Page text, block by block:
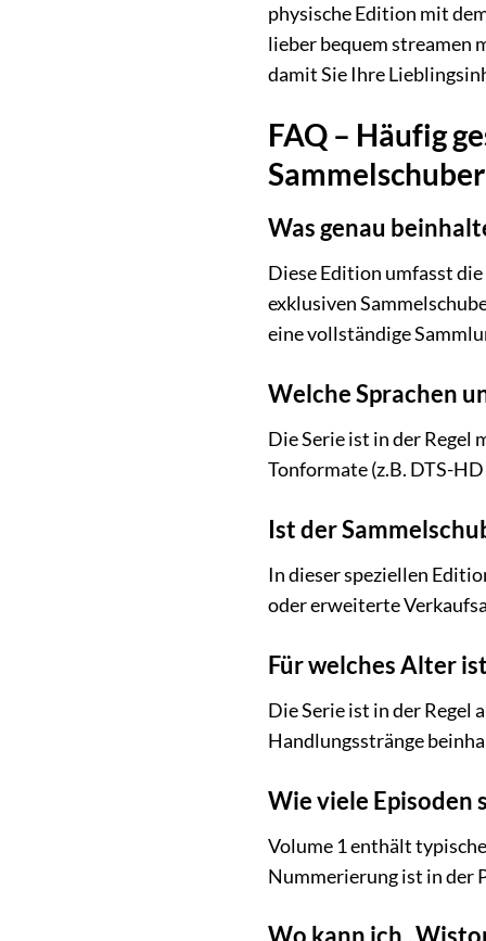
physische Edition mit
lieber bequem streamen
damit Sie Ihre
FAQ – Häufig
Sammelschuber
Was genau
Diese Edition umfasst
exklusiven
eine vollständige
Welche Sprachen
Die Serie ist in der
Tonformate (z.B. DTS-
Ist der
In dieser speziellen
oder erweiterte
Für welches Alter
Die Serie ist in der Regel
Handlungsstränge
Wie viele Episoden
Volume 1 enthält
Nummerierung ist in der